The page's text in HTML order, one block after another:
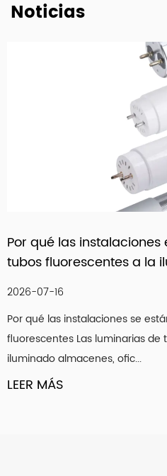
chinas, como NVC, Yankon, TCL
electrónico, nos adentramos
electrónico y ofrecemos
de fácil acceso y respuesta las
plataforma Alibaba. Junto
equipos de Tecnología,
Administración y Ventas,
uno de los principales
en China y alcanzar un
de dólares estadounidenses
con una fabricación de alta
de nuestra excelente
internacionales. Confiamos en
gracias a nuestros productos
nuestra actitud de búsqueda
que nuestra luz brille con su
Noticias
de los
tubos
han
Cómo elegir
gabinete y
2026-07-09
Por qué la
funcionamiento